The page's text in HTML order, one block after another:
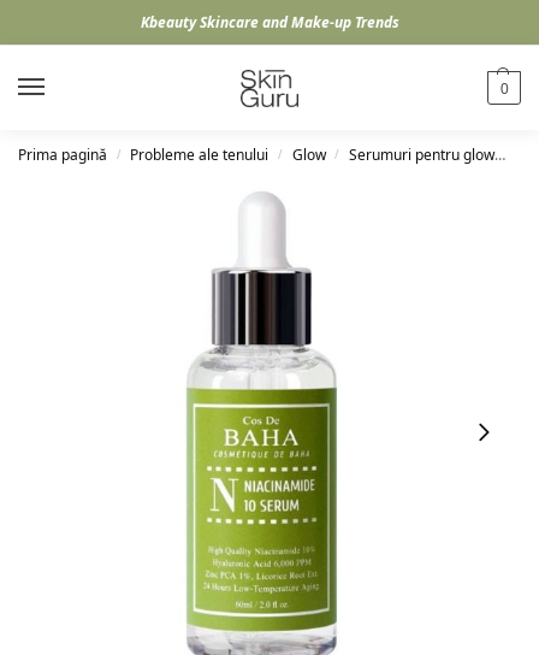
Kbeauty Skincare and Make-up Trends
0
Prima pagină / Probleme ale tenului / Glow / Serumuri pentru glow